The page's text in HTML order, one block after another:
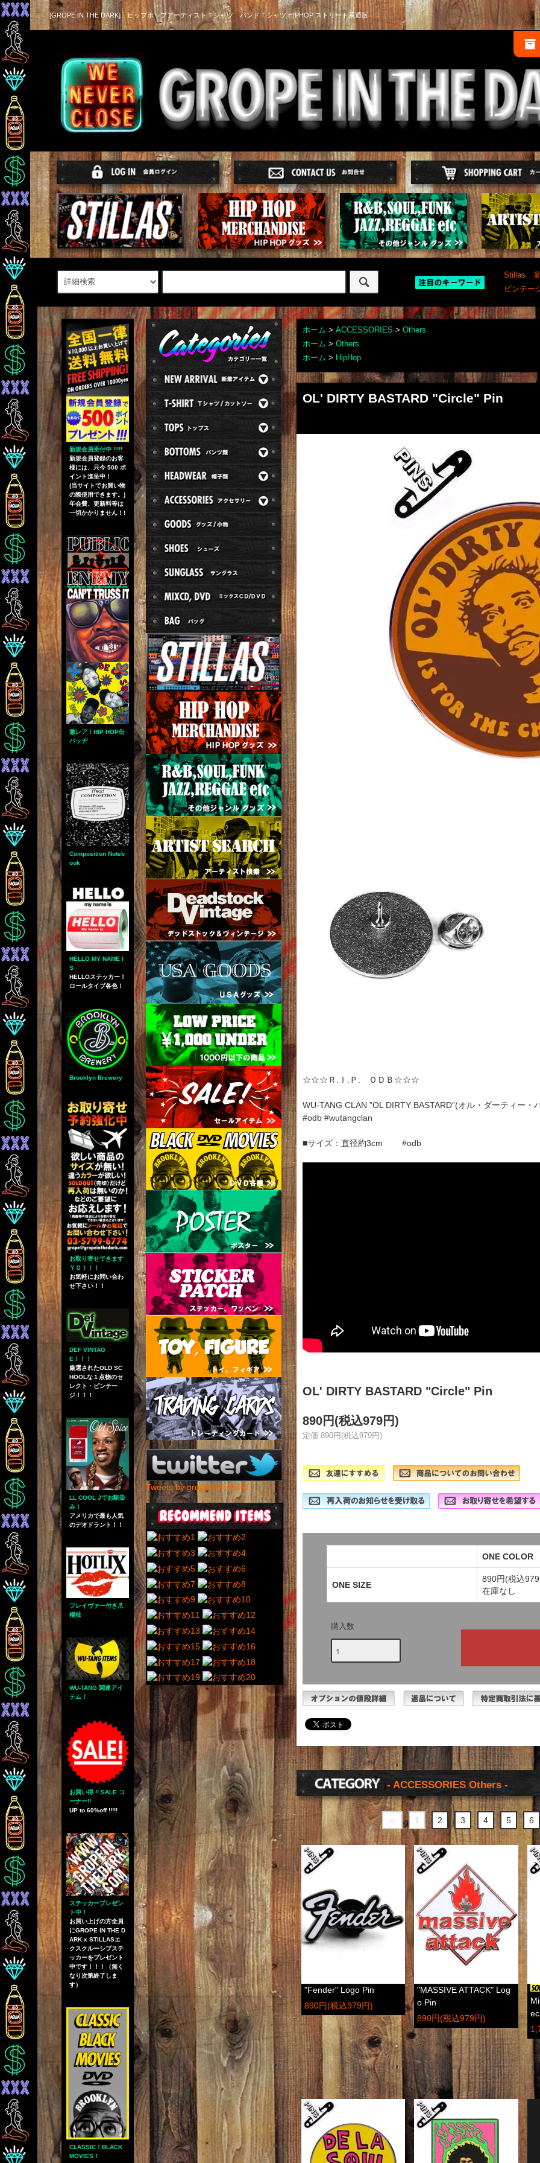
[GROPE IN THE DARK] ヒップホップアーティストＴシャツ バンドＴシャツ HIPHOP ストリート系通販
Stillas
ビンテー
新規会員受付中 !!!!!
新規会員登録のお客
様には、只今 500 ポ
イント進呈中！
(当サイトでお買い物
の際使用できます。)
年会費、更新料等は
一切かかりません！!
激レア！HIP HOP缶
バッヂ
Composition Noteb
ook
HELLO MY NAME I
S
HELLOステッカー！
ロールタイプ各色！
Brooklyn Brewery
お取り寄せできます
ＹＯ！！！
お気軽にお問い合わ
せ下さい！！
DEF VINTAG
E！！！
厳選されたOLD SC
HOOLな１点物のセ
レクト・ビンテー
ジ！！！
LL COOL Jでお馴染
み！
アメリカで最も人気
のデオドラント！！
フレイヴァー付き爪
楊枝
WU-TANG 関連アイ
テム！
お買い得 !! SALE コ
ーナー!!
UP to 60%off !!!!!
ステッカープレゼン
ト中！
お買い上げの方全員
にGROPE IN THE D
ARK x STILLASエ
クスクルーシブステ
ッカーをプレゼント
中です！！！（無く
なり次第終了しま
す）
CLASSIC！BLACK
MOVIES！
ホーム > ACCESSORIES > Others
ホーム > Others
ホーム > HipHop
OL' DIRTY BASTARD "Circle" Pin
☆☆☆Ｒ.Ｉ.Ｐ. ＯＤＢ☆☆☆
WU-TANG CLAN ”OL DIRTY BASTARD”(オル・ダーティー
#odb #wutangclan
■サイズ：直径約3cm #odb
OL' DIRTY BASTARD "Circle" Pin
890円(税込979円)
定価 890円(税込979円)
ONE COLOR
ONE SIZE
890円(税込
在庫なし
購入数
- ACCESSORIES Others -
＜ 1 2 3 4 5 6
"Fender" Logo Pin
890円(税込979円)
"MASSIVE ATTACK" Log
o Pin
890円(税込979円)
Tweets by gropeinthedark1